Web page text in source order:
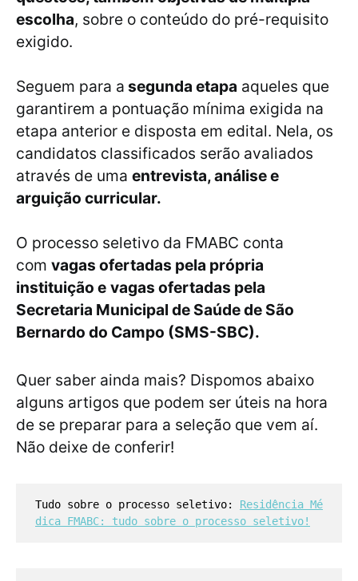
escolha, sobre o conteúdo do pré-requisito
exigido.
Seguem para a segunda etapa aqueles que
garantirem a pontuação mínima exigida na
etapa anterior e disposta em edital. Nela, os
candidatos classificados serão avaliados
através de uma entrevista, análise e
arguição curricular.
O processo seletivo da FMABC conta
com vagas ofertadas pela própria
instituição e vagas ofertadas pela
Secretaria Municipal de Saúde de São
Bernardo do Campo (SMS-SBC).
Quer saber ainda mais? Dispomos abaixo
alguns artigos que podem ser úteis na hora
de se preparar para a seleção que vem aí.
Não deixe de conferir!
Tudo sobre o processo seletivo: Residência Mé
dica FMABC: tudo sobre o processo seletivo!